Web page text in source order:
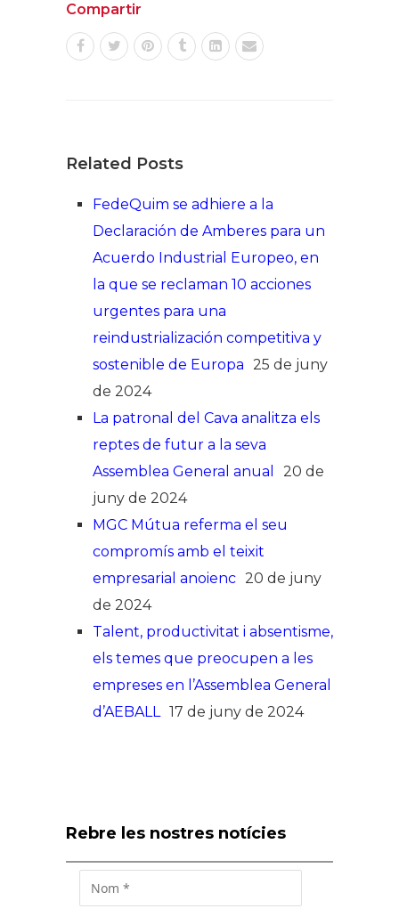
Compartir
Related Posts
FedeQuim se adhiere a la
Declaración de Amberes para un
Acuerdo Industrial Europeo, en
la que se reclaman 10 acciones
urgentes para una
reindustrialización competitiva y
sostenible de Europa 25 de juny
de 2024
La patronal del Cava analitza els
reptes de futur a la seva
Assemblea General anual
20 de
juny de 2024
MGC Mútua referma el seu
compromís amb el teixit
empresarial anoienc 20 de juny
de 2024
Talent, productivitat i absentisme,
els temes que preocupen a les
empreses en l’Assemblea General
d’AEBALL 17 de juny de 2024
Rebre les nostres notícies